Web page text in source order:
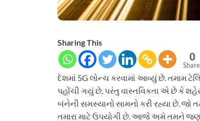
Sharing This
0
દેશમાં 5G લોન્ચ કરવામાં આવ્યું છે. તમામ
પહોંચી ગયું છે, પરંતુ વાસ્તવિકતા એ છે કે
બંનેની સમસ્યાનો સામનો કરી રહ્યા છે. જો
તમારા માટે ઉપયોગી છે. આજે અમે તમને